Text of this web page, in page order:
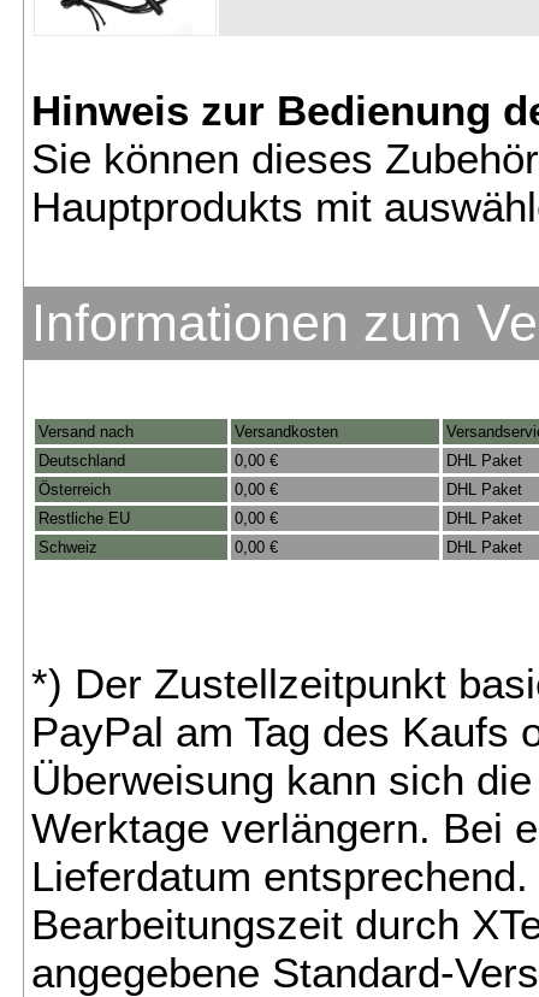
Hinweis zur Bedienung
Sie können dieses
Hauptprodukts mit
Informationen zum
Versand nach Versandkosten
Deutschland
0,00 €
DHL Paket
Österreich
0,00 €
DHL Paket
Restliche EU
0,00 €
DHL Paket
Schweiz
0,00 € DHL Paket
*) Der Zustellzeitpunkt
PayPal am Tag des Kaufs
Überweisung kann sich
Werktage verlängern. Bei
Lieferdatum
Bearbeitungszeit durch
angegebene Standard-